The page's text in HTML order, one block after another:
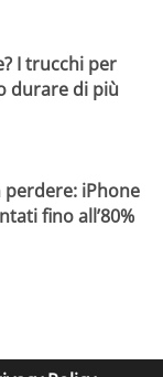
I trucchi per
durare di più
perdere: iPhone
fino all’80%